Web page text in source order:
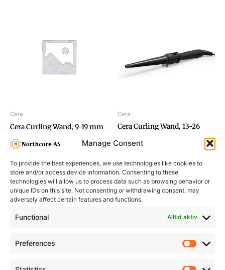
Manage Consent
To provide the best experiences, we use technologies like cookies to
store and/or access device information. Consenting to these
technologies will allow us to process data such as browsing behavior or
unique IDs on this site. Not consenting or withdrawing consent, may
adversely affect certain features and functions.
Functional Alltid aktiv
Preferences
Cera
Cera Curling Wand, 9-19 mm
Cera
Cera Curling Wand, 13-26
Informasjon